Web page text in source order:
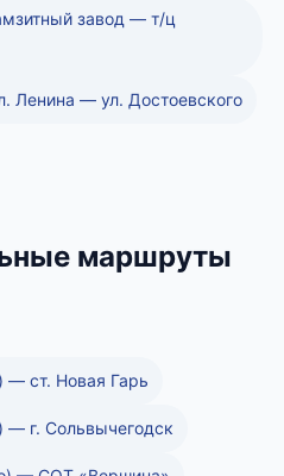
завод — т/ц
Ленина — ул. Достоевского
маршруты
— ст. Новая Гарь
г. Сольвычегодск